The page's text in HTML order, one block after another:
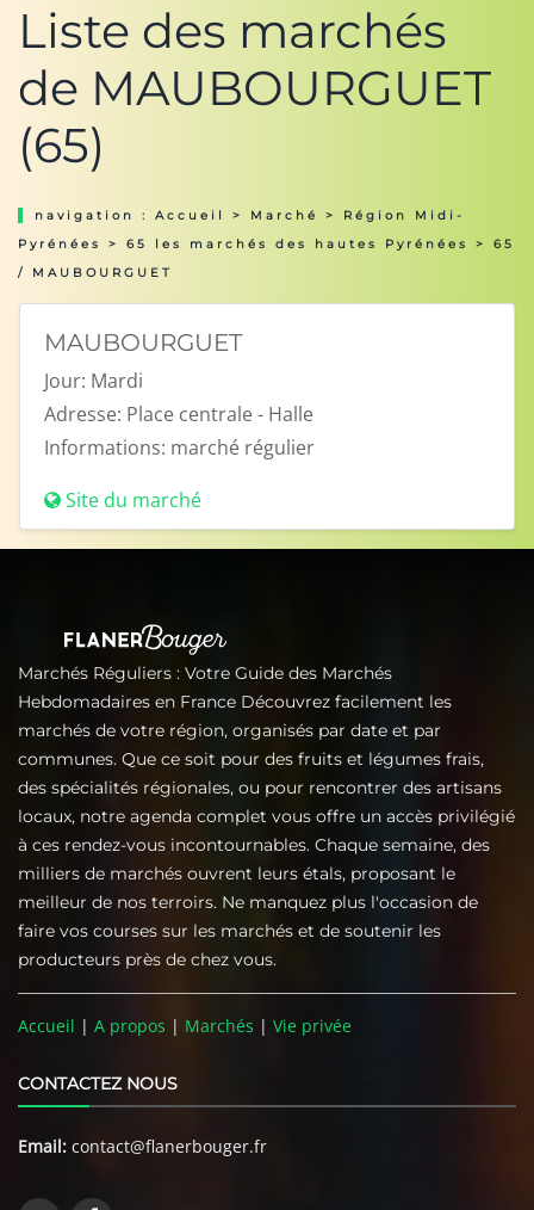
Liste des marchés
de MAUBOURGUET
(65)
navigation : Accueil > Marché > Région Midi-
Pyrénées
> 65 les marchés des hautes Pyrénées
> 65
/ MAUBOURGUET
MAUBOURGUET
Jour: Mardi
Adresse: Place centrale - Halle
Informations: marché régulier
Site du marché
Marchés Réguliers : Votre Guide des Marchés
Hebdomadaires en France Découvrez facilement les
marchés de votre région, organisés par date et par
communes. Que ce soit pour des fruits et légumes frais,
des spécialités régionales, ou pour rencontrer des artisans
locaux, notre agenda complet vous offre un accès privilégié
à ces rendez-vous incontournables. Chaque semaine, des
milliers de marchés ouvrent leurs étals, proposant le
meilleur de nos terroirs. Ne manquez plus l'occasion de
faire vos courses sur les marchés et de soutenir les
producteurs près de chez vous.
Accueil | A propos | Marchés | Vie privée
CONTACTEZ NOUS
Email: contact@flanerbouger.fr